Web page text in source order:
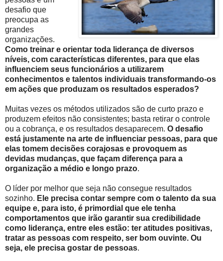
desafio que
preocupa as
grandes
organizações.
Como treinar e orientar toda liderança de diversos
níveis, com características diferentes, para que elas
influenciem seus funcionários a utilizarem
conhecimentos e talentos individuais transformando-os
em ações que produzam os resultados esperados?
Muitas vezes os métodos utilizados são de curto prazo e
produzem efeitos não consistentes; basta retirar o controle
ou a cobrança, e os resultados desaparecem. O desafio
está justamente na arte de influenciar pessoas, para que
elas tomem decisões corajosas e provoquem as
devidas mudanças, que façam diferença para a
organização a médio e longo prazo.
O líder por melhor que seja não consegue resultados
sozinho. Ele precisa contar sempre com o talento da sua
equipe e, para isto, é primordial que ele tenha
comportamentos que irão garantir sua credibilidade
como liderança, entre eles estão: ter atitudes positivas,
tratar as pessoas com respeito, ser bom ouvinte. Ou
seja, ele precisa gostar de pessoas.